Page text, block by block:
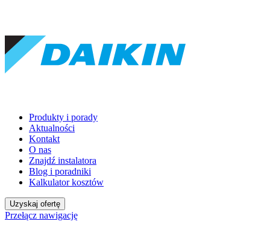
Produkty i porady
Aktualności
Kontakt
O nas
Znajdź instalatora
Blog i poradniki
Kalkulator kosztów
Uzyskaj ofertę
Przełącz nawigację